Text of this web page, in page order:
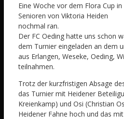
Eine Woche vor dem Flora Cup
Senioren von Viktoria Heiden
nochmal ran.
Der FC Oeding hatte uns schon
dem Turnier eingeladen an dem
aus Erlangen, Weseke, Oeding,
teilnahmen.
Trotz der kurzfristigen Absage
das Turnier mit Heidener
Kreienkamp) und Osi (Christian
Heidener Fahne hoch und das